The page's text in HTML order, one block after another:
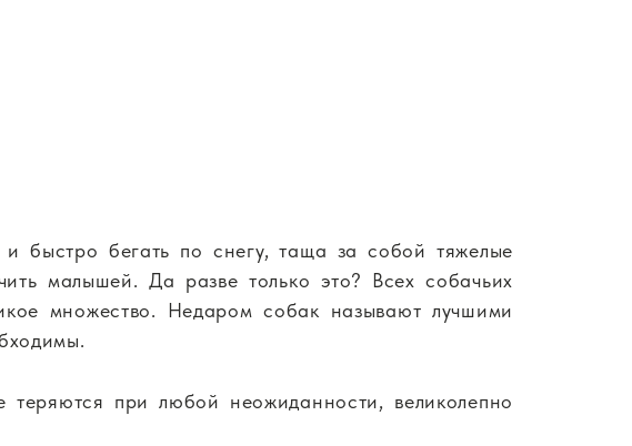
быстро бегать по снегу, таща за собой тяжелые
малышей. Да разве только это? Всех собачьих
множество. Недаром собак называют лучшими
при любой неожиданности, великолепно